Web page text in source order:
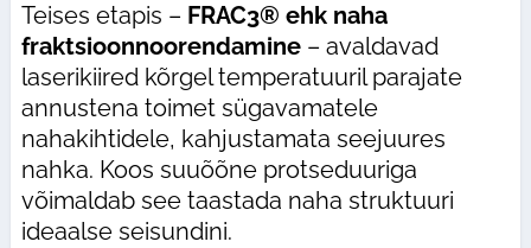
Teises etapis – FRAC3® ehk naha
fraktsioonnoorendamine– avaldavad
laserikiired kõrgel temperatuuril parajate
annustena toimet sügavamatele
nahakihtidele, kahjustamata seejuures
nahka. Koos suuõõne protseduuriga
võimaldab see taastada naha struktuuri
ideaalse seisundini.